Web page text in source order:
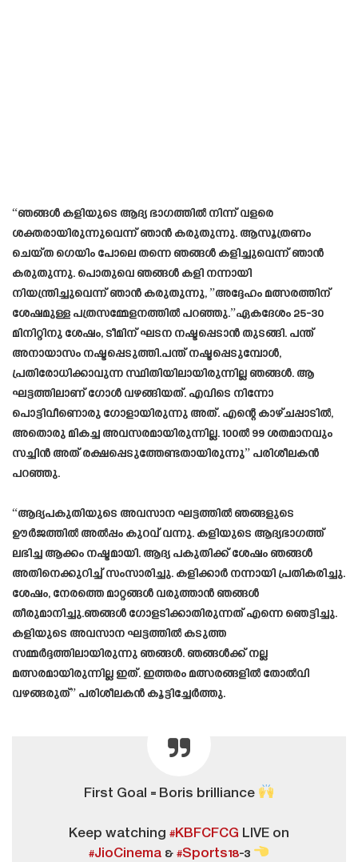
“ഞങ്ങൾ കളിയുടെ ആദ്യ ഭാഗത്തിൽ നിന്ന് വളരെ
ശക്തരായിരുന്നുവെന്ന് ഞാൻ കരുതുന്നു. ആസൂത്രണം
ചെയ്ത ഗെയിം പോലെ തന്നെ ഞങ്ങൾ കളിച്ചുവെന്ന് ഞാൻ
കരുതുന്നു. പൊതുവെ ഞങ്ങൾ കളി നന്നായി
നിയന്ത്രിച്ചുവെന്ന് ഞാൻ കരുതുന്നു, ”അദ്ദേഹം മത്സരത്തിന്
ശേഷമുള്ള പത്രസമ്മേളനത്തിൽ പറഞ്ഞു.”ഏകദേശം 25-30
മിനിറ്റിനു ശേഷം, ടീമിന് ഘടന നഷ്ടപ്പെടാൻ തുടങ്ങി. പന്ത്
അനായാസം നഷ്ടപ്പെടുത്തി.പന്ത് നഷ്ടപ്പെടുമ്പോൾ,
പ്രതിരോധിക്കാവുന്ന സ്ഥിതിയിലായിരുന്നില്ല ഞങ്ങൾ. ആ
ഘട്ടത്തിലാണ് ഗോൾ വഴങ്ങിയത്. എവിടെ നിന്നോ
പൊട്ടിവീണൊരു ഗോളായിരുന്നു അത്. എന്റെ കാഴ്ചപ്പാടിൽ,
അതൊരു മികച്ച അവസരമായിരുന്നില്ല. 100ൽ 99 ശതമാനവും
സച്ചിൻ അത് രക്ഷപ്പെടുത്തേണ്ടതായിരുന്നു” പരിശീലകൻ
പറഞ്ഞു.
“ആദ്യപകുതിയുടെ അവസാന ഘട്ടത്തിൽ ഞങ്ങളുടെ
ഊർജത്തിൽ അൽപ്പം കുറവ് വന്നു. കളിയുടെ ആദ്യഭാഗത്ത്
ലഭിച്ച ആക്കം നഷ്ടമായി. ആദ്യ പകുതിക്ക് ശേഷം ഞങ്ങൾ
അതിനെക്കുറിച്ച് സംസാരിച്ചു. കളിക്കാർ നന്നായി പ്രതികരിച്ചു.
ശേഷം, നേരത്തെ മാറ്റങ്ങൾ വരുത്താൻ ഞങ്ങൾ
തീരുമാനിച്ചു.ഞങ്ങൾ ഗോളടിക്കാതിരുന്നത് എന്നെ ഞെട്ടിച്ചു.
കളിയുടെ അവസാന ഘട്ടത്തിൽ കടുത്ത
സമ്മർദ്ദത്തിലായിരുന്നു ഞങ്ങൾ. ഞങ്ങൾക്ക് നല്ല
മത്സരമായിരുന്നില്ല ഇത്. ഇത്തരം മത്സരങ്ങളിൽ തോൽവി
വഴങ്ങരുത്” പരിശീലകൻ കൂട്ടിച്ചേർത്തു.
First Goal = Boris brilliance
Keep watching #KBFCFCG LIVE on
#JioCinema& #Sports18-3